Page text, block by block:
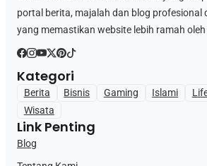
portal berita, majalah dan blog profesional
yang memastikan website lebih ramah
Kategori
Berita Bisnis Gaming Islami
Wisata
Link Penting
Blog